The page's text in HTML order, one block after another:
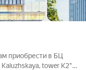
приобрести в БЦ
tower К2")